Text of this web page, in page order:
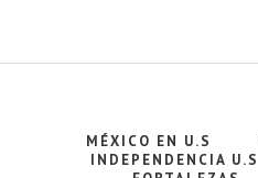
MÉXICO EN U.S
INDEPENDENCIA U.S